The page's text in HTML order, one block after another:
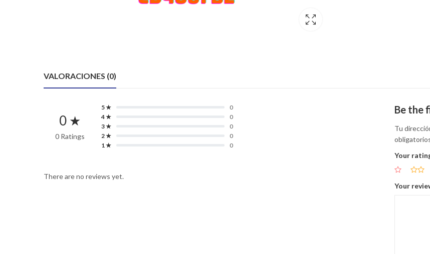
VALORACIONES (0)
0 ★
0 Ratings
5 ★
0
4 ★
0
3 ★
0
2 ★
0
1 ★
0
There are no reviews yet.
Be the
Tu
Your
Your